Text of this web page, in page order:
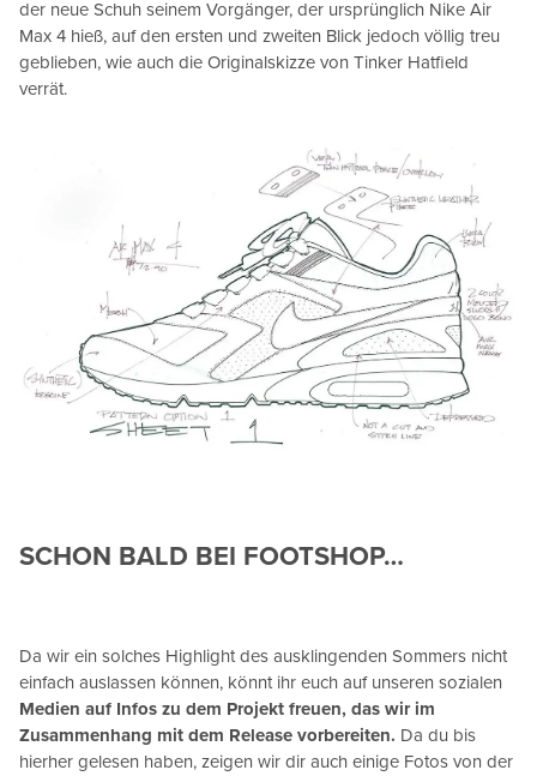
der neue Schuh seinem Vorgänger, der ursprünglich Nike Air
Max 4 hieß, auf den ersten und zweiten Blick jedoch völlig treu
geblieben, wie auch die Originalskizze von Tinker Hatfield
verrät.
SCHON BALD BEI FOOTSHOP…
Da wir ein solches Highlight des ausklingenden Sommers nicht
einfach auslassen können, könnt ihr euch auf unseren sozialen
Medien auf Infos zu dem Projekt freuen, das wir im
Zusammenhang mit dem Release vorbereiten. Da du bis
hierher gelesen haben, zeigen wir dir auch einige Fotos von der